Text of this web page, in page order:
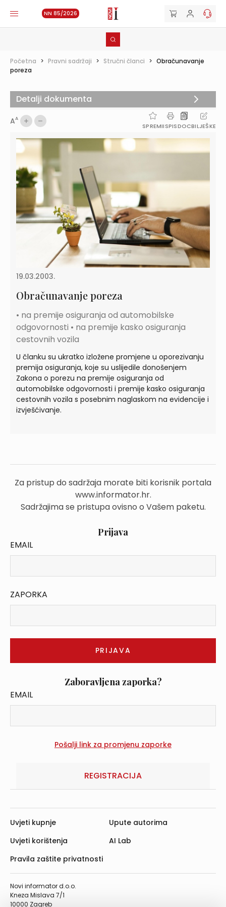
NN 85/2026
Početna > Pravni sadržaji > Stručni članci > Obračunavanje
poreza
AA
SPREMIISPISDOCBILJEŠKE
19.03.2003.
Obračunavanje poreza
• na premije osiguranja od automobilske
odgovornosti • na premije kasko osiguranja
cestovnih vozila
U članku su ukratko izložene promjene u oporezivanju
premija osiguranja, koje su uslijedile donošenjem
Zakona o porezu na premije osiguranja od
automobilske odgovornosti i premije kasko osiguranja
cestovnih vozila s posebnim naglaskom na evidencije i
izvješćivanje.
Za pristup do sadržaja morate biti korisnik portala
www.informator.hr.
Sadržajima se pristupa ovisno o Vašem paketu.
Prijava
EMAIL
ZAPORKA
Zaboravljena zaporka?
EMAIL
REGISTRACIJA
Detalji dokumenta
Novi informator d.o.o.
Kneza Mislava 7/1
10000 Zagreb
Uvjeti kupnje
Uvjeti korištenja
Pravila zaštite privatnosti
Upute autorima
AI Lab